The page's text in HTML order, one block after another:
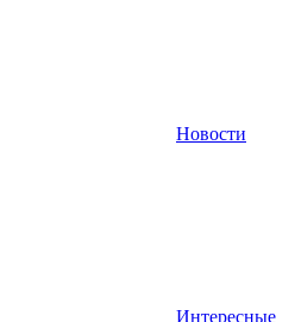
Новости
Интересные